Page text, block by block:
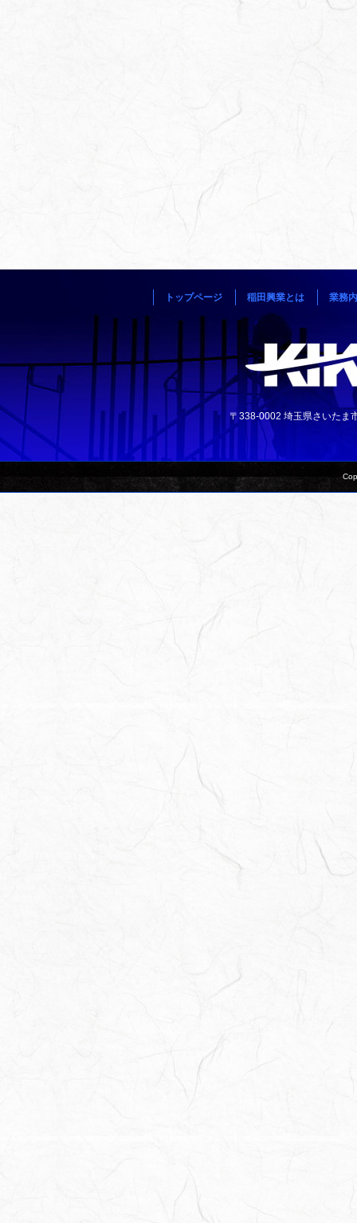
トップページ 稲田興業とは 業務
〒338-0002 埼玉県さいた